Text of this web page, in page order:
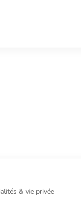
& vie privée